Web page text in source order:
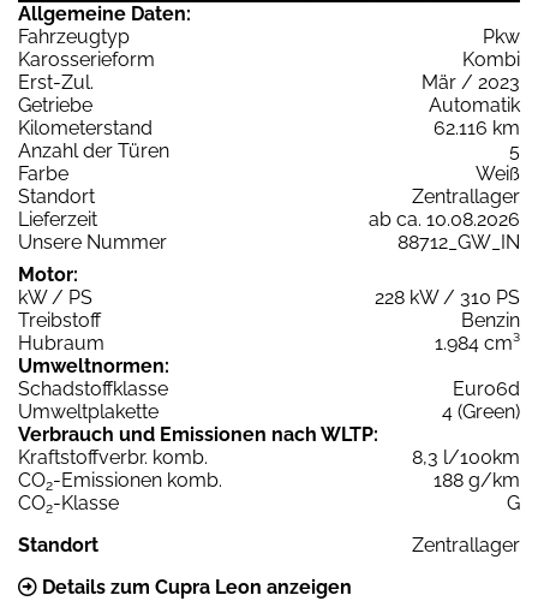
Allgemeine Daten:
Fahrzeugtyp
Pkw
Karosserieform
Kombi
Erst-Zul.
Mär / 2023
Getriebe
Automatik
Kilometerstand
62.116 km
Anzahl der Türen
5
Farbe
Weiß
Standort
Zentrallager
Lieferzeit
ab ca. 10.08.2026
Unsere Nummer
88712_GW_IN
Motor:
kW / PS
228 kW / 310 PS
Treibstoff
Benzin
Hubraum
1.984 cm³
Umweltnormen:
Schadstoffklasse
Euro6d
Umweltplakette
4 (Green)
Verbrauch und Emissionen nach WLTP:
Kraftstoffverbr. komb.
8,3 l/100km
CO2-Emissionen komb.
188 g/km
CO2-Klasse
G
Standort
Zentrallager
Details zum Cupra Leon anzeigen